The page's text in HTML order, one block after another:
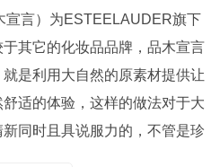
宣言）为ESTEELAUDER旗下
其它的化妆品品牌，品木宣言
是利用大自然的原素材提供让
适的体验，这样的做法对于大
同时且具说服力的，不管是珍